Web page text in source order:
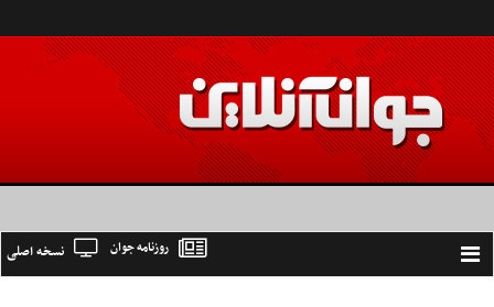
Toggle
نسخه اصلی روزنامه جوان